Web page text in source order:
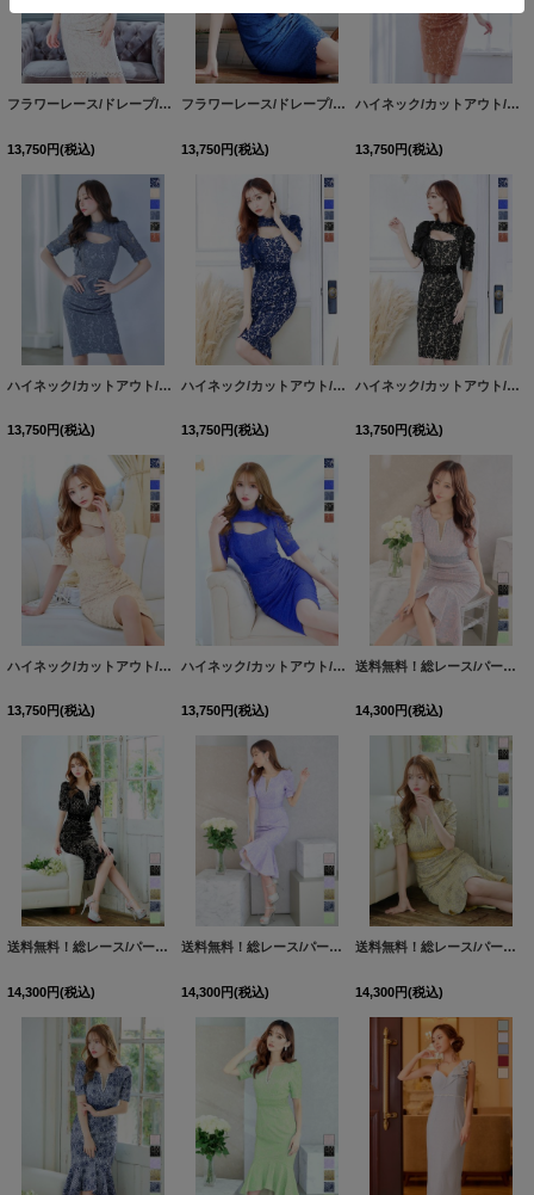
フラワーレース/ドレープ/半袖/袖あり/タイト/膝丈/ワンピース/ミディアムドレス/キャバドレス【S-Mサイズ/1カラー】[HC02]
13,750円(税込)
フラワーレース/ドレープ/半袖/袖あり/タイト/膝丈/ワンピース/ミディアムドレス/キャバドレス【S-Mサイズ/1カラー】[HC02]
13,750円(税込)
ハイネック/カットアウト/パフスリーブ/半袖/総レース/フリル/タイト/ミディアムドレス/キャバドレス【S-Lサイズ/6カラー】[HC02]
13,750円(税込)
ハイネック/カットアウト/パフスリーブ/半袖/総レース/フリル/タイト/ミディアムドレス/キャバドレス【S-Lサイズ/6カラー】[HC02]
13,750円(税込)
ハイネック/カットアウト/パフスリーブ/半袖/総レース/フリル/タイト/ミディアムドレス/キャバドレス【S-Lサイズ/6カラー】[HC02]
13,750円(税込)
ハイネック/カットアウト/パフスリーブ/半袖/総レース/フリル/タイト/ミディアムドレス/キャバドレス【S-Lサイズ/6カラー】[HC02]
13,750円(税込)
ハイネック/カットアウト/パフスリーブ/半袖/総レース/フリル/タイト/ミディアムドレス/キャバドレス【S-Lサイズ/6カラー】[HC02]
13,750円(税込)
ハイネック/カットアウト/パフスリーブ/半袖/総レース/フリル/タイト/ミディアムドレス/キャバドレス【S-Lサイズ/6カラー】[HC02]
13,750円(税込)
送料無料！総レース/パール/マーメイド/パフスリーブ/ミディアムドレス/キャバドレス【S-Lサイズ/6カラー】[HC02]
14,300円(税込)
送料無料！総レース/パール/マーメイド/パフスリーブ/ミディアムドレス/キャバドレス【S-Lサイズ/6カラー】[HC02]
14,300円(税込)
送料無料！総レース/パール/マーメイド/パフスリーブ/ミディアムドレス/キャバドレス【S-Lサイズ/6カラー】[HC02]
14,300円(税込)
送料無料！総レース/パール/マーメイド/パフスリーブ/ミディアムドレス/キャバドレス【S-Lサイズ/6カラー】[HC02]
14,300円(税込)